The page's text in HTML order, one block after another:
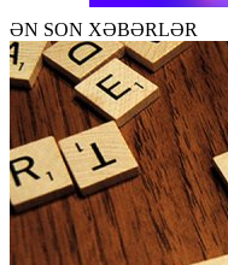
ƏN SON XƏBƏRLƏR